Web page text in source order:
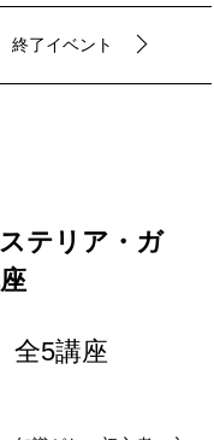
終了イベント
テリア・ガ
全5講座